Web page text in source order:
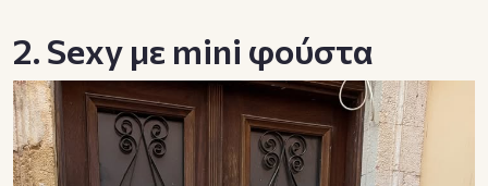
2. Sexy με mini φούστα